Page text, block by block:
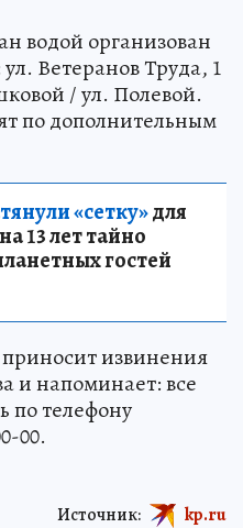
водой организован
Ветеранов Труда, 1
/ ул. Полевой.
по дополнительным
«сетку»для
13 лет тайно
гостей
извинения
и напоминает: все
по телефону
00.
Источник: kp.ru